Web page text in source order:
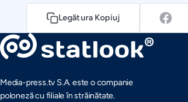
Legătura Kopiuj
Media-press.tv S.A. este o companie
poloneză cu filiale în străinătate.